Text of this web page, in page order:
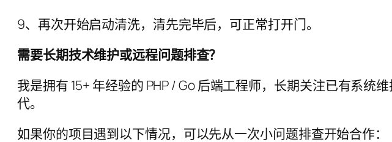
9、再次开始启动清洗，清先完毕后，可正常打开门。
需要长期技术维护或远程问题排查？
我是拥有 15+ 年经验的 PHP / Go 后端工程师，长期关注已有系
代。
如果你的项目遇到以下情况，可以先从一次小问题排查开始合作：